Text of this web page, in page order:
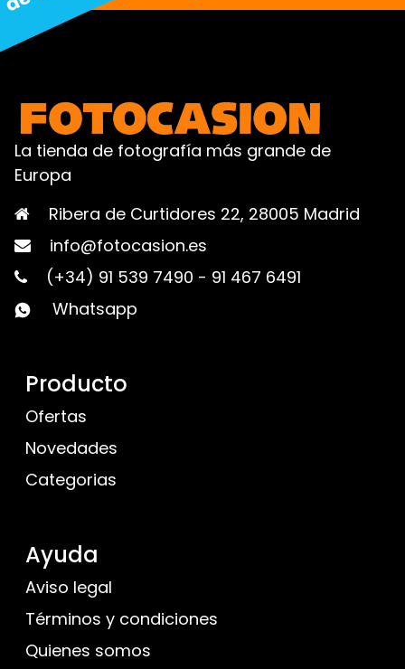
La tienda de fotografía más grande de
Europa
Ribera de Curtidores 22, 28005 Madrid
info@fotocasion.es
(+34) 91 539 7490 - 91 467 6491
Whatsapp
Producto
Ofertas
Novedades
Categorias
Ayuda
Aviso legal
Términos y condiciones
Quienes somos